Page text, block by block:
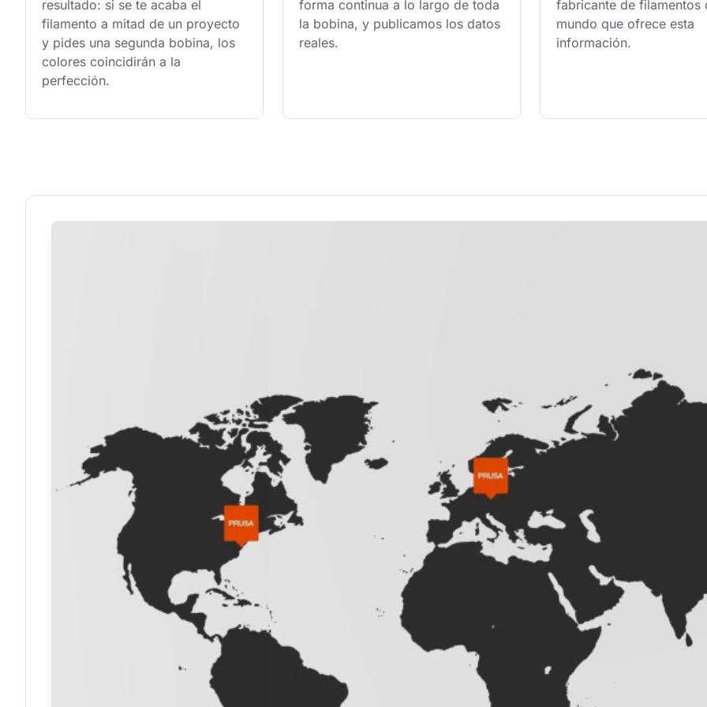
resultado: si se te acaba el
filamento a mitad de un proyecto
y pides una segunda bobina, los
colores coincidirán a la
perfección.
forma continua a lo largo de toda
la bobina, y publicamos los datos
reales.
fabricante de
mundo que ofrece esta
información.